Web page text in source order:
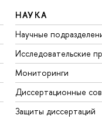
НАУКА
Научные
Исследовательские
Мониторинги
Диссертационные
Защиты диссертаций